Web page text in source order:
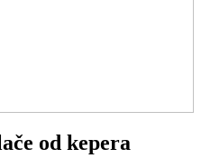
od kepera